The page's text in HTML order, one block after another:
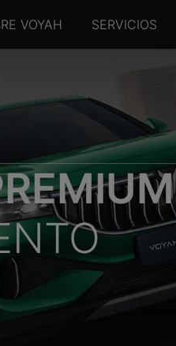
VOYAH SERVICIOS